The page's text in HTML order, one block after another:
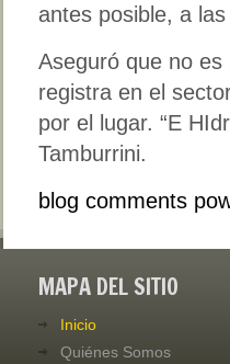
antes posible, a
Aseguró que no
registra en el
por el lugar. “E
Tamburrini.
blog comments
MAPA DEL SITIO
Inicio
Quiénes Somos